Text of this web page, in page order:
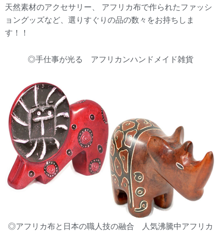
天然素材のアクセサリー、 アフリカ布で作られたファッシ
ョングッズなど、選りすぐりの品の数々をお持ちしま
す！！
◎手仕事が光る アフリカンハンドメイド雑貨
◎アフリカ布と日本の職人技の融合 人気沸騰中アフリカ